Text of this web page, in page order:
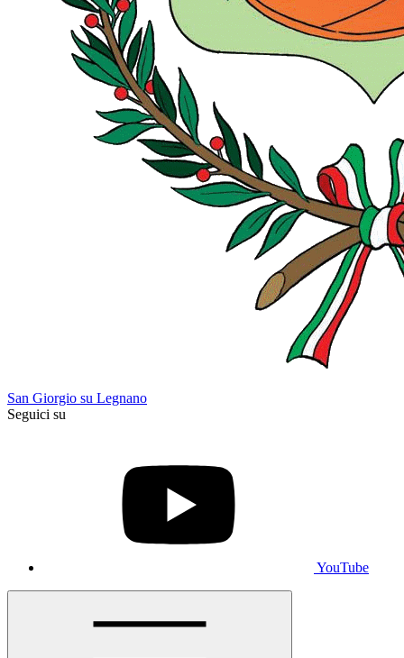
San Giorgio su Legnano
Seguici su
YouTube